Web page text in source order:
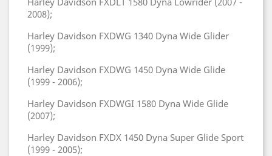
2008);
Harley Davidson FXDWG 1340 Dyna Wide Glider
(1999);
Harley Davidson FXDWG 1450 Dyna Wide Glide
(1999 - 2006);
Harley Davidson FXDWGI 1580 Dyna Wide Glide
(2007);
Harley Davidson FXDX 1450 Dyna Super Glide Sport
(1999 - 2005);